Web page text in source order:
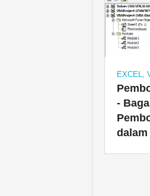
EXCEL,
-
dalam